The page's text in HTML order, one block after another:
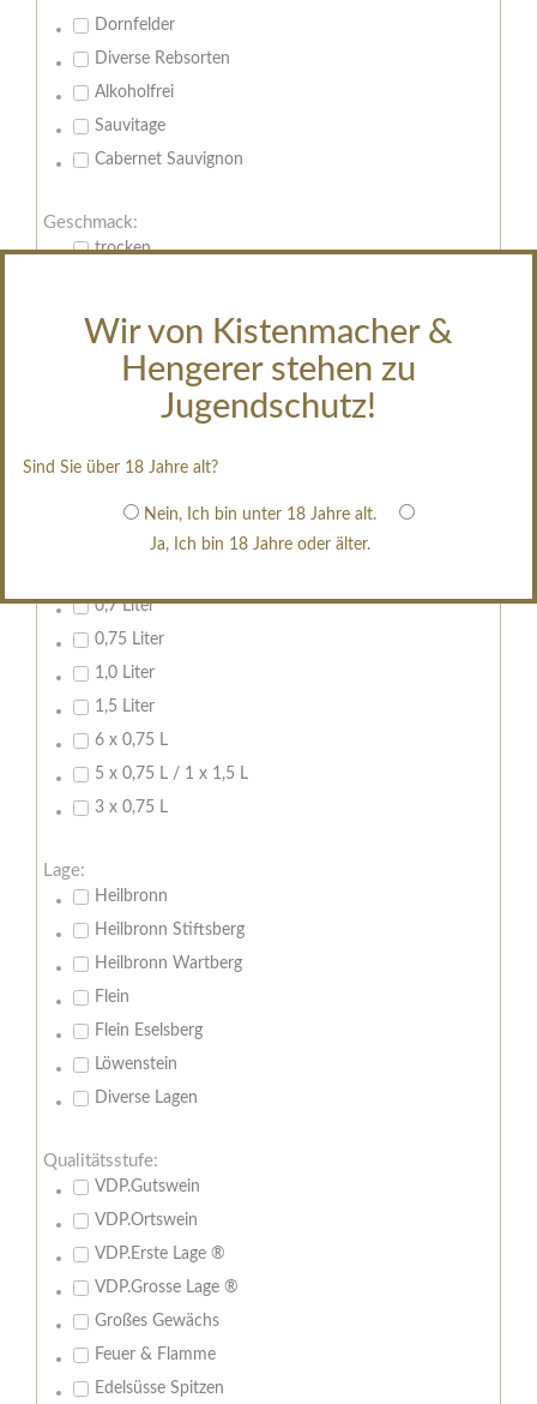
Wir von Kistenmacher &
Hengerer stehen zu
Jugendschutz!
Sind Sie über 18 Jahre alt?
Nein, Ich bin unter 18 Jahre alt.
Ja, Ich bin 18 Jahre oder älter.
Dornfelder
Diverse Rebsorten
Alkoholfrei
Sauvitage
Cabernet Sauvignon
Geschmack:
trocken
halbtrocken
edelsüß
erfrischend, nicht zu süß
0,7 Liter
0,75 Liter
1,0 Liter
1,5 Liter
6 x 0,75 L
5 x 0,75 L / 1 x 1,5 L
3 x 0,75 L
Lage:
Heilbronn
Heilbronn Stiftsberg
Heilbronn Wartberg
Flein
Flein Eselsberg
Löwenstein
Diverse Lagen
Qualitätsstufe:
VDP.Gutswein
VDP.Ortswein
VDP.Erste Lage ®
VDP.Grosse Lage ®
Großes Gewächs
Feuer & Flamme
Edelsüsse Spitzen